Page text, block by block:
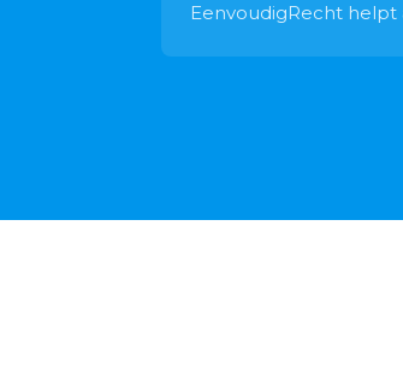
EenvoudigRecht helpt